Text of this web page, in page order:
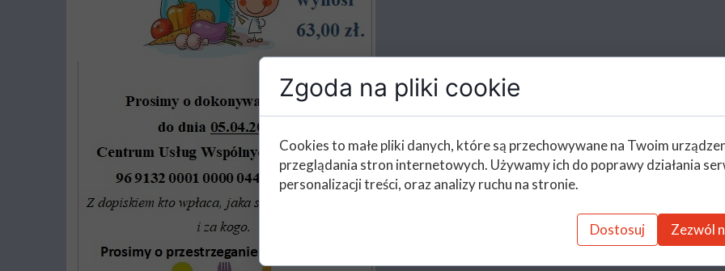
Zgoda na pliki cookie
Cookies to małe pliki danych, które są przechowywane na Twoim
przeglądania stron internetowych. Używamy ich do poprawy działania
personalizacji treści, oraz analizy ruchu na stronie.
Dostosuj Zezwól